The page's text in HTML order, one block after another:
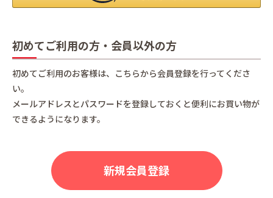
初めてご利用の方・会員以外の方
初めてご利用のお客様は、こちらから会員登録を行ってくださ
い。
メールアドレスとパスワードを登録しておくと便利にお買い物が
できるようになります。